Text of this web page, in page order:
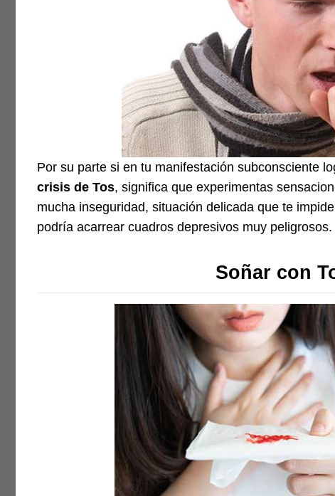
Por su parte si en tu manifestación subconsciente
crisis de Tos, significa que experimentas
mucha inseguridad, situación delicada que te
podría acarrear cuadros depresivos muy peligrosos.
Soñar con